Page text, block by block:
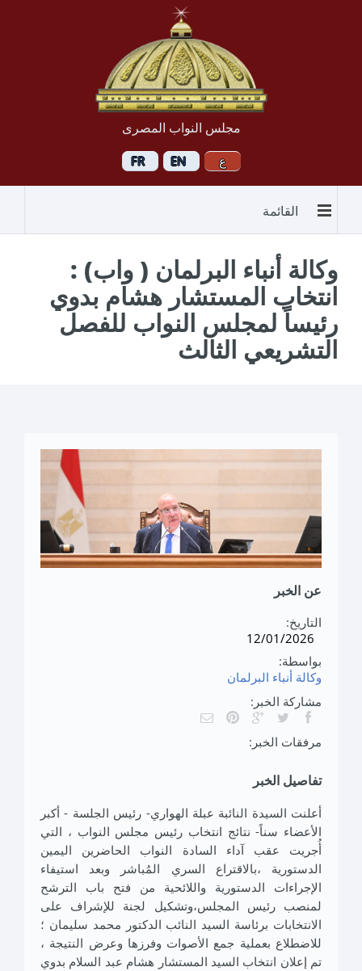
مجلس النواب المصرى
القائمة
وكالة أنباء البرلمان ( واب) :
انتخاب المستشار هشام بدوي
رئيساً لمجلس النواب للفصل
التشريعي الثالث
عن الخبر
التاريخ:
12/01/2026
بواسطة:
وكالة أنباء البرلمان
مشاركة الخبر:
مرفقات الخبر:
تفاصيل الخبر
أعلنت السيدة النائبة عبلة الهواري- رئيس الجلسة - أكبر
الأعضاء سناً- نتائج انتخاب رئيس مجلس النواب ، التي
أُجريت عقب آداء السادة النواب الحاضرين اليمين
الدستورية ،بالاقتراع السري المُباشر وبعد استيفاء
الإجراءات الدستورية واللائحية من فتح باب الترشح
لمنصب رئيس المجلس،وتشكيل لجنة للإشراف على
الانتخابات برئاسة السيد النائب الدكتور محمد سليمان ؛
للاضطلاع بعملية جمع الأصوات وفرزها وعرض النتيجة ،
تم إعلان انتخاب السيد المستشار هشام عبد السلام بدوي